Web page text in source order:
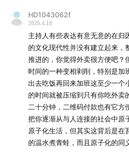
式学习投资，下场实操。凭借在
知有行在初创阶段已与一大批忠
望成为一家财富管理公司，不仅
能让大家在有知有行安心交易，
有行」社区 和我们互动交流。
🎺 创作团队
星星、雨白｜嘉宾 严艺家 ｜
孙称｜单集封面 Recraft
HD1043062f
2026.4.18
主持人有些表达有意无意的在归
的文化现代性并没有建立起来，
推进的，你觉得外卖很方便吧？
时间的一种变相剥削，特别是加
出去吃饭再回来加班这至少一个
的时间就被压缩到只有你吃外卖
二十分钟，二维码付款也有它方
把你逐渐从与人连接的社会中原
原子化生活，但其实这背后是在
的温水煮青蛙，而且原子化的同